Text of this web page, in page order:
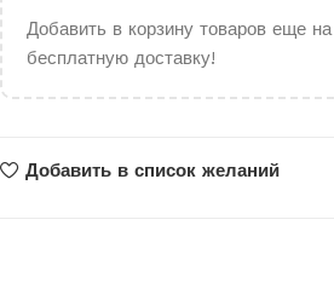
Добавить в корзину товаров еще на
бесплатную доставку!
Добавить в список желаний